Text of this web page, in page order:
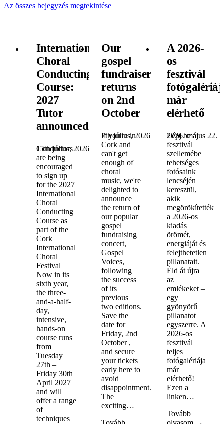
Az összes bejegyzés megtekintése
International
Choral
Conducting
Course:
2027
Tutor
announced!
15th július, 2026
Conductors
are being
encouraged
to sign up
for the 2027
International
Choral
Conducting
Course as
part of the
Cork
International
Choral
Festival
Now in its
sixth year,
the three-
and-a-half-
day,
intensive,
hands-on
course runs
from
Tuesday
27th –
Friday 30th
April 2027
and will
offer a range
of
techniques
Our
gospel
fundraiser
returns
on 2nd
October
7th július, 2026
If you're in
Cork and
can't get
enough of
choral
music, we're
delighted to
announce
the return of
our popular
gospel
fundraising
concert,
Gospel
Voices,
following
the success
of its
previous
two editions.
Save the
date for
Friday, 2nd
October ,
and secure
your tickets
early here to
avoid
disappointment.
The
exciting…
A 2026-
os
fesztivál
már
elérhető
2026. május 22.
Lépj be a
fesztivál
szellemébe
tehetséges
fotósaink
lencséjén
keresztül,
akik
megörökítették
a 2026-os
kiadás
örömét,
energiáját és
felejthetetlen
pillanatait.
Éld át újra
az
emlékeket –
egy
gyönyörű
pillanatot
egyszerre. A
2026-os
fesztivál
teljes
fotógalériája
már
elérhető!
Ezen a
linken…
Tovább